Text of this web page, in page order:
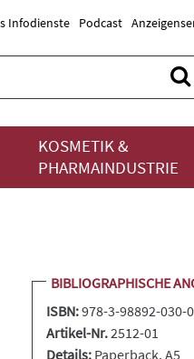
Infodienste Podcast
KOSMETIK &
PHARMAINDUSTRIE
BIBLIOGRAPHISCHE
ISBN:978-3-98892-030-0
Artikel-Nr.2512-01
Details: Paperback, A5